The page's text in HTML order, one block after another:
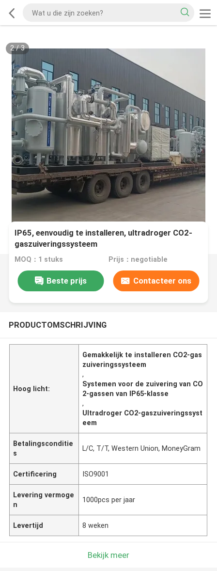
2/3
IP65, eenvoudig te installeren, ultradroger CO2-
gaszuiveringssysteem
MOQ：1 stuks Prijs：negotiable
Beste prijs Contacteer ons
PRODUCTOMSCHRIJVING
Hoog licht:
Gemakkelijk te installeren CO2-gas
zuiveringssysteem
,
Systemen voor de zuivering van CO
2-gassen van IP65-klasse
,
Ultradroger CO2-gaszuiveringssyst
eem
Betalingsconditie
s
L/C, T/T, Western Union, MoneyGram
Certificering ISO9001
Levering vermoge
n
1000pcs per jaar
Levertijd 8 weken
Bekijk meer